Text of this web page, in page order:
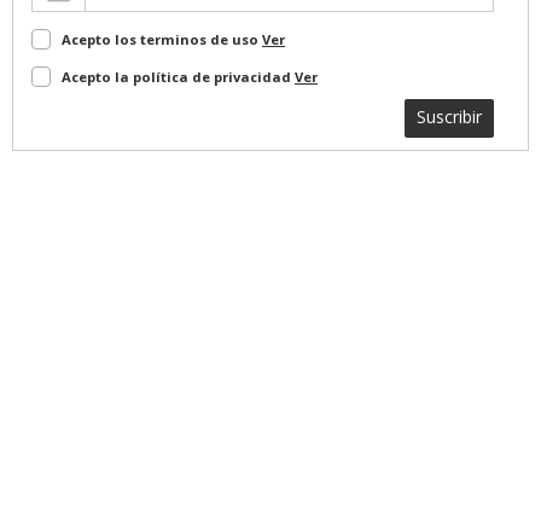
Acepto los terminos de uso Ver
Acepto la política de privacidad Ver
Suscribir